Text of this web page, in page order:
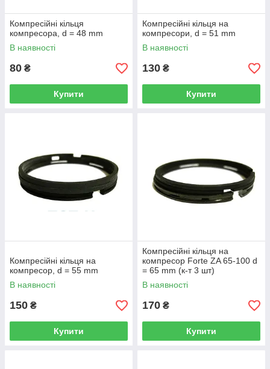
Компресійні кільця
компресора, d = 48 mm
В наявності
80 ₴
Купити
Компресійні кільця на
компресори, d = 51 mm
В наявності
130 ₴
Купити
Компресійні кільця на
компресор, d = 55 mm
В наявності
150 ₴
Купити
Компресійні кільця на
компресор Forte ZA 65-100 d
= 65 mm (к-т 3 шт)
В наявності
170 ₴
Купити